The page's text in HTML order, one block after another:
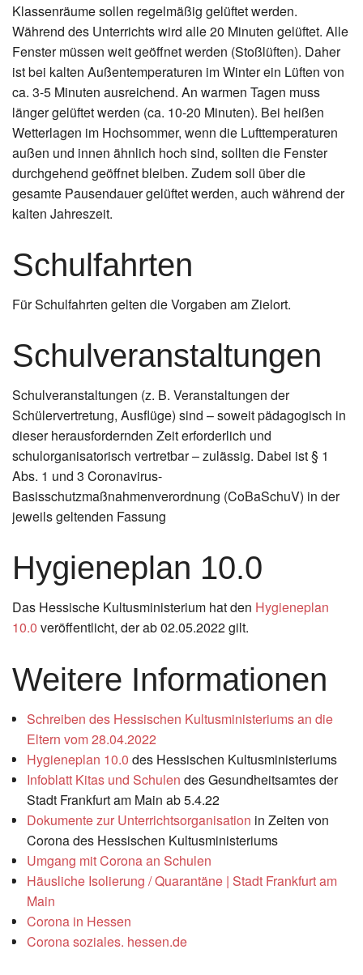
Klassenräume sollen regelmäßig gelüftet werden.
Während des Unterrichts wird alle 20 Minuten gelüftet. Alle
Fenster müssen weit geöffnet werden (Stoßlüften). Daher
ist bei kalten Außentemperaturen im Winter ein Lüften von
ca. 3-5 Minuten ausreichend. An warmen Tagen muss
länger gelüftet werden (ca. 10-20 Minuten). Bei heißen
Wetterlagen im Hochsommer, wenn die Lufttemperaturen
außen und innen ähnlich hoch sind, sollten die Fenster
durchgehend geöffnet bleiben. Zudem soll über die
gesamte Pausendauer gelüftet werden, auch während der
kalten Jahreszeit.
Schulfahrten
Für Schulfahrten gelten die Vorgaben am Zielort.
Schulveranstaltungen
Schulveranstaltungen (z. B. Veranstaltungen der
Schülervertretung, Ausflüge) sind – soweit pädagogisch in
dieser herausfordernden Zeit erforderlich und
schulorganisatorisch vertretbar – zulässig. Dabei ist § 1
Abs. 1 und 3 Coronavirus-
Basisschutzmaßnahmenverordnung (CoBaSchuV) in der
jeweils geltenden Fassung
Hygieneplan 10.0
Das Hessische Kultusministerium hat den Hygieneplan
10.0 veröffentlicht, der ab 02.05.2022 gilt.
Weitere Informationen
Schreiben des Hessischen Kultusministeriums an die
Eltern vom 28.04.2022
Hygieneplan 10.0 des Hessischen Kultusministeriums
Infoblatt Kitas und Schulen des Gesundheitsamtes der
Stadt Frankfurt am Main ab 5.4.22
Dokumente zur Unterrichtsorganisation in Zeiten von
Corona des Hessischen Kultusministeriums
Umgang mit Corona an Schulen
Häusliche Isolierung / Quarantäne | Stadt Frankfurt am
Main
Corona in Hessen
Corona soziales. hessen.de